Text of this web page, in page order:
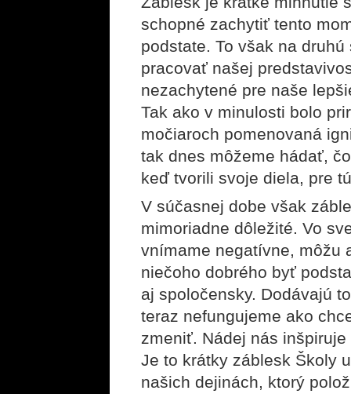
schopné zachytiť tento
podstate. To však na
pracovať našej
nezachytené pre naše
Tak ako v minulosti bolo
močiaroch pomenovaná
tak dnes môžeme hádať,
keď tvorili svoje diela, pre
V súčasnej dobe však
mimoriadne dôležité. Vo
vnímame negatívne, môžu
niečoho dobrého byť
aj spoločensky. Dodávajú
teraz nefungujeme ako
zmeniť. Nádej nás
Je to krátky záblesk Školy
našich dejinách, ktorý